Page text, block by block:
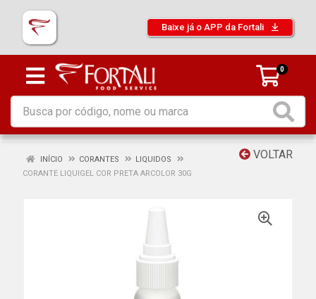
Baixe já o APP da Fortali
0
VOLTAR
INÍCIO CORANTES
LIQUIDOS
CORANTE LIQUIGEL COR PRETA ARCOLOR 30G